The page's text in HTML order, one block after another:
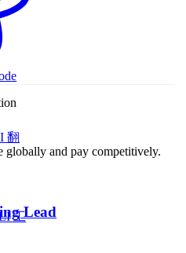
翻
工
globally and pay competitively.
Lead